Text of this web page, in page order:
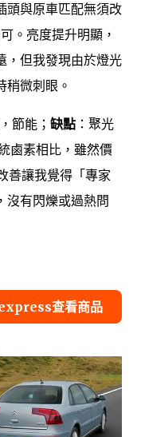
頭與原車匹配無須改
。亮度提升明顯，
，但我發現由於燈光
稍微刺眼。
節能； 缺點 ：聚光
鹵素相比，雖然價
善讓我覺得「專家
沒有閃爍或過熱問
查看商品